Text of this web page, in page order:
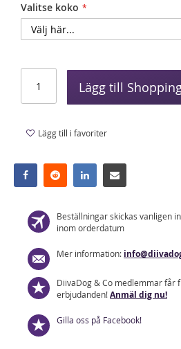
Beställningar skickas vanligen
inom orderdatum
Mer information:
DiivaDog & Co medlemmar får
erbjudanden!Anmäl dig nu!
Gilla oss på Facebook!
Valitse koko
Lägg till
Lägg till i favoriter